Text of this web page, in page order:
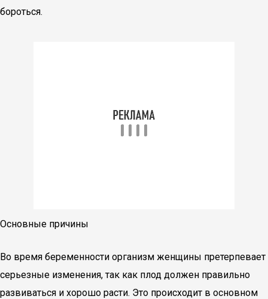
бороться.
Основные причины
Во время беременности организм женщины претерпевает
серьезные изменения, так как плод должен правильно
развиваться и хорошо расти. Это происходит в основном